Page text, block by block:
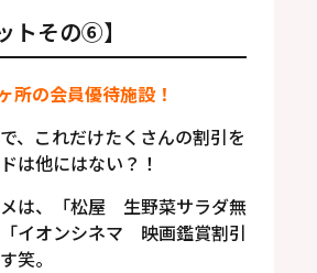
トその⑥】
所の会員優待施設！
、これだけたくさんの割引を
は他にはない？！
は、「松屋 生野菜サラダ無
イオンシネマ 映画鑑賞割引
笑。